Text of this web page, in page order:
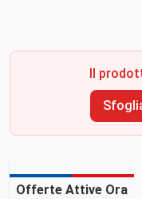
Il
Offerte Attive Ora